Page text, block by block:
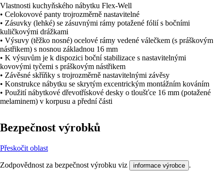
Vlastnosti kuchyňského nábytku Flex-Well
• Celokovové panty trojrozměrně nastavitelné
• Zásuvky (lehké) se zásuvnými rámy potažené fólií s bočními
kuličkovými drážkami
• Výsuvy (těžko nosné) ocelové rámy vedené válečkem (s práškovým
nástřikem) s nosnou základnou 16 mm
• K výsuvům je k dispozici boční stabilizace s nastavitelnými
kovovými tyčemi s práškovým nástřikem
• Závěsné skříňky s trojrozměrně nastavitelnými závěsy
• Konstrukce nábytku se skrytým excentrickým montážním kováním
• Použití nábytkové dřevotřískové desky o tloušťce 16 mm (potažené
melaminem) v korpusu a přední části
Bezpečnost výrobků
Přeskočit oblast
Zodpovědnost za bezpečnost výrobku viz informace výrobce .